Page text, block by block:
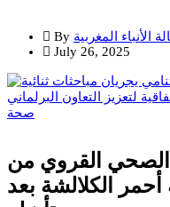
By الأنباء المغربية
July 26, 2025
صحة
الصحي القروي من
أحمر الكلالشة بعد